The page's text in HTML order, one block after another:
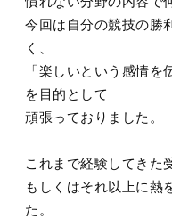
今回は自分の競技の勝
く、
「楽しいという感情を
を目的として
頑張っておりました。
これまで経験してきた
もしくはそれ以上に熱
た。